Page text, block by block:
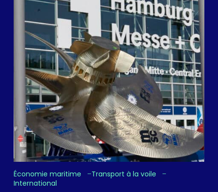
Économie maritime
Transport à la voile
International